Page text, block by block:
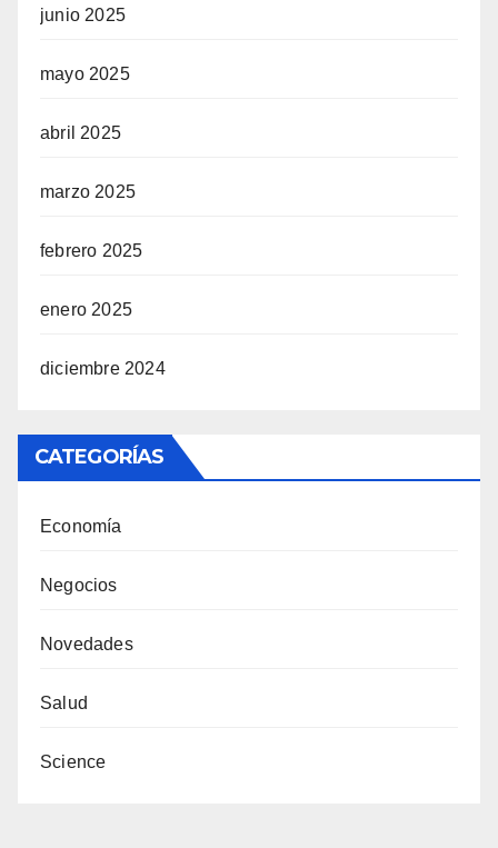
junio 2025
mayo 2025
abril 2025
marzo 2025
febrero 2025
enero 2025
diciembre 2024
CATEGORÍAS
Economía
Negocios
Novedades
Salud
Science